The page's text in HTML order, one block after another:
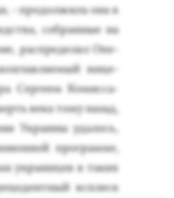
- про­дол­жи­ла она в
соб­ранные на
рас­пре­делял Опе­
ви­це-
Сер­ге­ем Ко­мис­са­
ве­ка то­му на­зад,
Ук­ра­ины уда­лось,
прог­рамме,
ук­ра­ин­цев в та­ких
всплеск